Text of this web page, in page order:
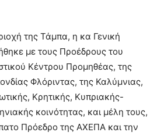
της Τάμπα, η κα Γενική
με τους Προέδρους του
Κέντρου Προμηθέας, της
Φλόριντας, της Καλύμνιας,
Κρητικής, Κυπριακής-
κοινότητας, και μέλη τους,
Πρόεδρο της ΑΧΕΠΑ και την